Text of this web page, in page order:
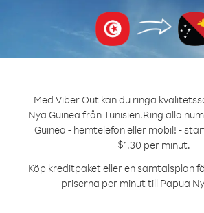
Med Viber Out kan du ringa
Nya Guinea från Tunisien.Ring alla
Guinea - hemtelefon eller mobil! -
$1.30 per minut.
Köp kreditpaket eller en samtalsplan
priserna per minut till Papua